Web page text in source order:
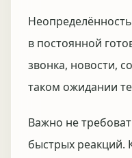
в постоянной
звонка, новости,
таком ожидании
Важно не
быстрых реакций.